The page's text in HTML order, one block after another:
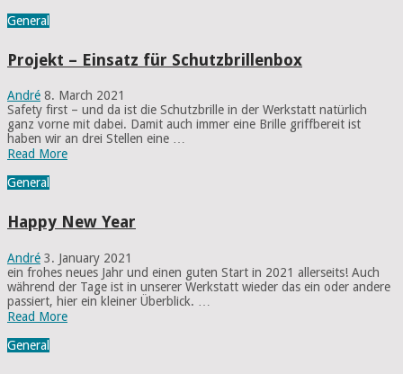
General
Projekt – Einsatz für Schutzbrillenbox
André 8. March 2021
Safety first – und da ist die Schutzbrille in der Werkstatt natürlich
ganz vorne mit dabei. Damit auch immer eine Brille griffbereit ist
haben wir an drei Stellen eine …
Read More
General
Happy New Year
André 3. January 2021
ein frohes neues Jahr und einen guten Start in 2021 allerseits! Auch
während der Tage ist in unserer Werkstatt wieder das ein oder andere
passiert, hier ein kleiner Überblick. …
Read More
General